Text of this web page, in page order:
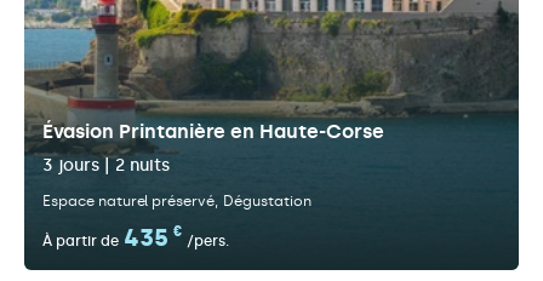
Évasion Printanière en Haute-Corse
3 jours | 2 nuits
Espace naturel préservé Dégustation
À partir de 435 €
/pers.